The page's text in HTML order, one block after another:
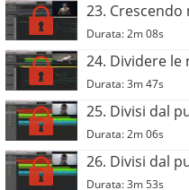
23.
Durata: 2m 08s
24. Dividere
Durata: 3m 47s
25. Divisi dal
Durata: 2m 06s
26. Divisi dal
Durata: 3m 53s